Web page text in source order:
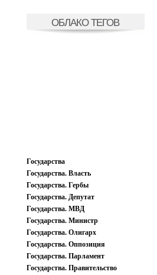
ОБЛАКО ТЕГОВ
Государства
Государства. Власть
Государства. Гербы
Государства. Депутат
Государства. МВД
Государства. Министр
Государства. Олигарх
Государства. Оппозиция
Государства. Парламент
Государства. Правительство